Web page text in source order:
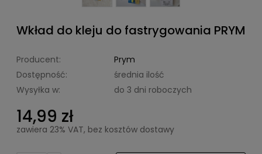
Wkład do kleju do fastrygowania PRYM
Producent:
Prym
Dostępność:
średnia ilość
Wysyłka w:
do 3 dni roboczych
14,99 zł
zawiera 23% VAT, bez kosztów dostawy